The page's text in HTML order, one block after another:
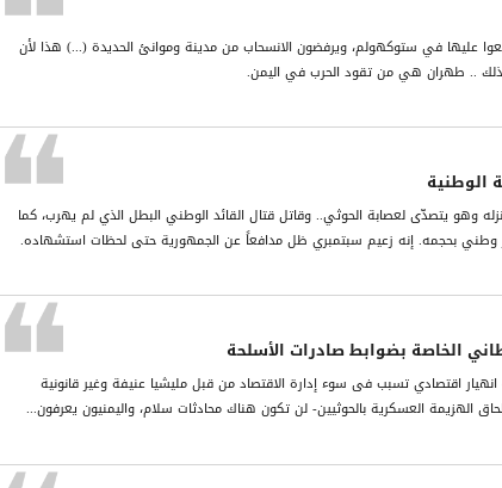
عليها في ستوكهولم، ويرفضون الانسحاب من مدينة وموانئ الحديدة (...) هذا لأن
بذلك .. طهران هي من تقود الحرب في اليمن.
الوطنية
وهو يتصدّى لعصابة الحوثي.. وقاتل قتال القائد الوطني البطل الذي لم يهرب، كما
وطني بحجمه. إنه زعيم سبتمبري ظل مدافعاً عن الجمهورية حتى لحظات استشهاده.
الخاصة بضوابط صادرات الأسلحة
اقتصادي تسبب فی سوء إدارة الاقتصاد من قبل ملیشیا عنیفة وغیر قانونیة
الھزیمة العسكریة بالحوثیین- لن تكون ھناك محادثات سلام، والیمنیون یعرفون...